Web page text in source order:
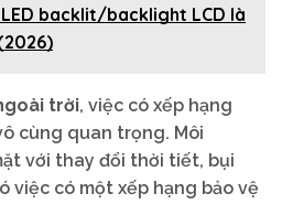
LED backlit/backlight LCD là
trời, việc có xếp hạng
cùng quan trọng. Môi
với thay đổi thời tiết, bụi
việc có một xếp hạng bảo vệ